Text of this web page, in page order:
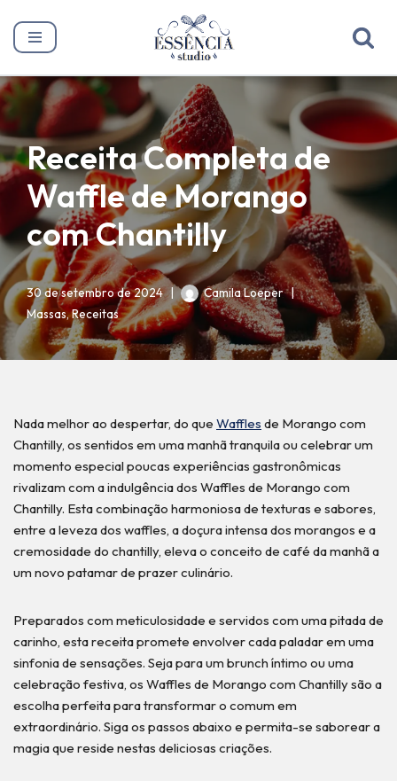
Pular
conteúdo
Receita Completa de
Waffle de Morango
com Chantilly
30 de setembro de 2024
Camila Loeper
Massas,Receitas
Nada melhor ao despertar, do que Waffles de Morango com
Chantilly, os sentidos em uma manhã tranquila ou celebrar um
momento especial poucas experiências gastronômicas
rivalizam com a indulgência dos Waffles de Morango com
Chantilly. Esta combinação harmoniosa de texturas e sabores,
entre a leveza dos waffles, a doçura intensa dos morangos e a
cremosidade do chantilly, eleva o conceito de café da manhã a
um novo patamar de prazer culinário.
Preparados com meticulosidade e servidos com uma pitada de
carinho, esta receita promete envolver cada paladar em uma
sinfonia de sensações. Seja para um brunch íntimo ou uma
celebração festiva, os Waffles de Morango com Chantilly são a
escolha perfeita para transformar o comum em
extraordinário. Siga os passos abaixo e permita-se saborear a
magia que reside nestas deliciosas criações.